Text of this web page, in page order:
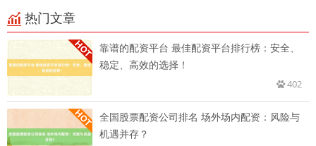
热门文章
靠谱的配资平台 最佳配资平台排行榜：安全、
稳定、高效的选择！
402
全国股票配资公司排名 场外场内配资：风险与
机遇并存？